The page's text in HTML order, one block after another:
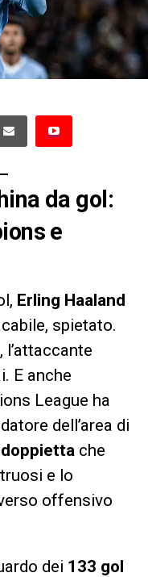
da gol:
e
Erling Haaland
spietato.
E anche
League ha
dell’area di
doppietta che
e lo
offensivo
dei 133 gol